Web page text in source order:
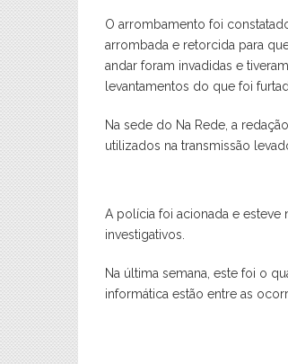
O arrombamento foi
arrombada e retorcida para
andar foram invadidas e
levantamentos do que foi
Na sede do Na Rede, a
utilizados na transmissão
A polícia foi acionada e
investigativos.
Na última semana, este foi o
informática estão entre as